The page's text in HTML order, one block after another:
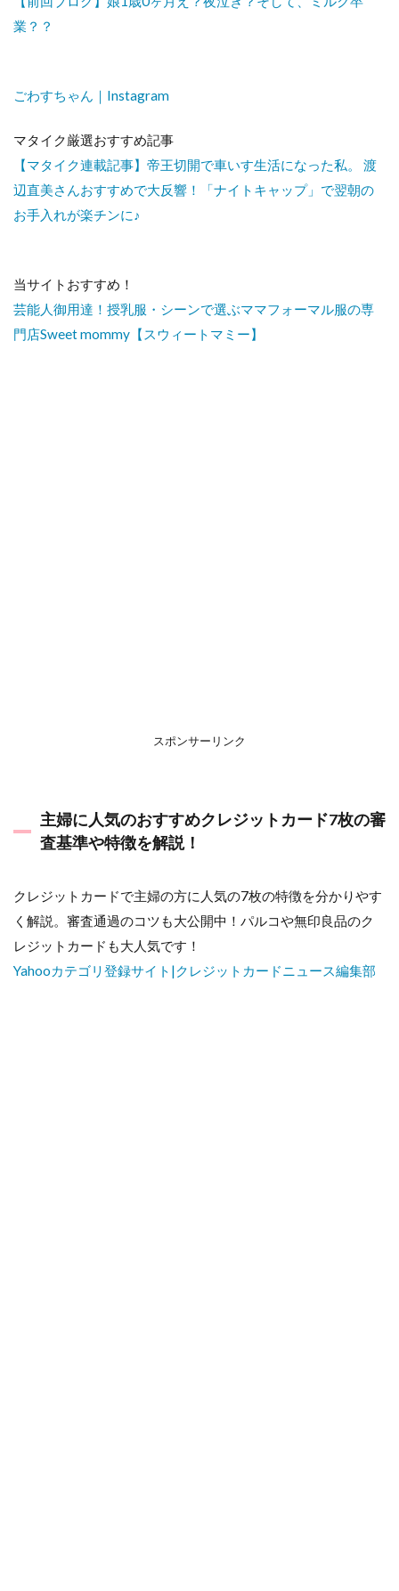
業？？
ごわすちゃん｜Instagram
マタイク厳選おすすめ記事
【マタイク連載記事】帝王切開で車いす生活になった私。 渡
辺直美さんおすすめで大反響！「ナイトキャップ」で翌朝の
お手入れが楽チンに♪
当サイトおすすめ！
芸能人御用達！授乳服・シーンで選ぶママフォーマル服の専
門店Sweet mommy【スウィートマミー】
スポンサーリンク
主婦に人気のおすすめクレジットカード7枚の審
査基準や特徴を解説！
クレジットカードで主婦の方に人気の7枚の特徴を分かりやす
く解説。審査通過のコツも大公開中！パルコや無印良品のク
レジットカードも大人気です！
Yahooカテゴリ登録サイト|クレジットカードニュース編集部